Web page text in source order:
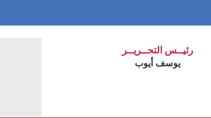
رئيــس التحــريــر
يوسف أيوب